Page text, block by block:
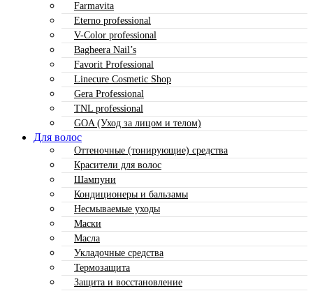
Farmavita
Eterno professional
V-Color professional
Bagheera Nail’s
Favorit Professional
Linecure Cosmetic Shop
Gera Professional
TNL professional
GOA (Уход за лицом и телом)
Для волос
Оттеночные (тонирующие) средства
Красители для волос
Шампуни
Кондиционеры и бальзамы
Несмываемые уходы
Маски
Масла
Укладочные средства
Термозащита
Защита и восстановление